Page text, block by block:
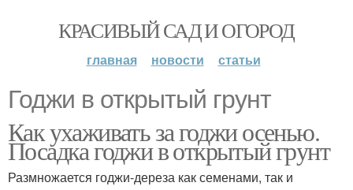
КРАСИВЫЙ САД И ОГОРОД
главная новости статьи
Годжи в открытый грунт
Как ухаживать за годжи осенью.
Посадка годжи в открытый грунт
Размножается годжи-дереза как семенами, так и